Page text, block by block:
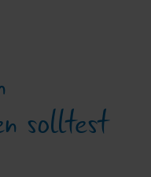
solltest